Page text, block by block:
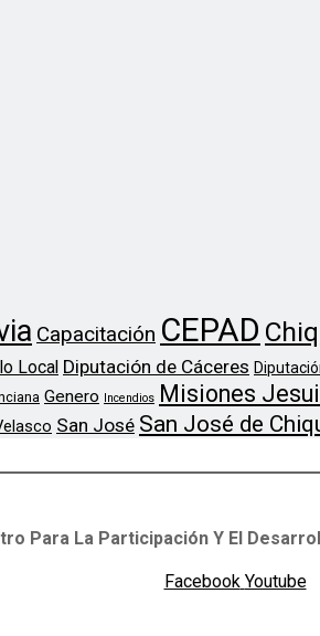
Capacitación CEPAD
Local Diputación de Cáceres
Genero Incendios Misiones
San José San José de
Para La Participación Y El
Facebook Youtube